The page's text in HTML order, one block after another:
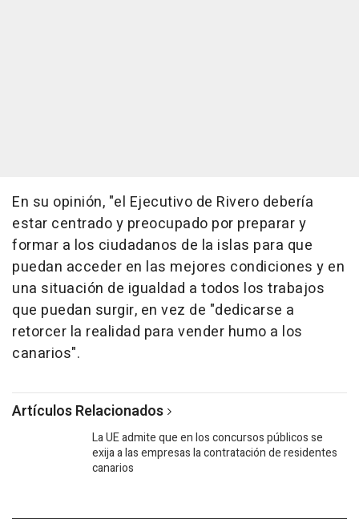
En su opinión, "el Ejecutivo de Rivero debería
estar centrado y preocupado por preparar y
formar a los ciudadanos de la islas para que
puedan acceder en las mejores condiciones y en
una situación de igualdad a todos los trabajos
que puedan surgir, en vez de "dedicarse a
retorcer la realidad para vender humo a los
canarios".
Artículos Relacionados
La UE admite que en los concursos públicos se
exija a las empresas la contratación de residentes
canarios